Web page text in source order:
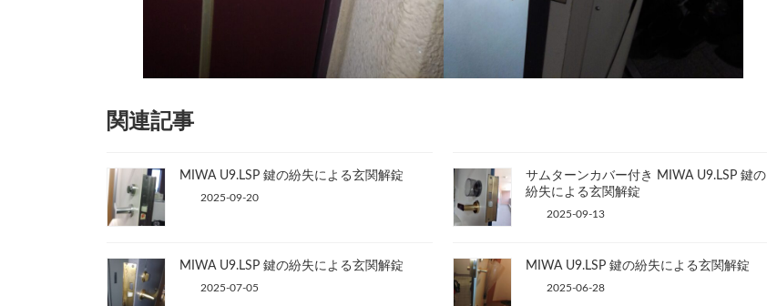
関連記事
MIWA U9.LSP 鍵の紛失による玄関解錠
2025-09-20
サムターンカバー付き MIWA U9.LSP 鍵の
紛失による玄関解錠
2025-09-13
MIWA U9.LSP 鍵の紛失による玄関解錠
2025-07-05
MIWA U9.LSP 鍵の紛失による玄関解錠
2025-06-28